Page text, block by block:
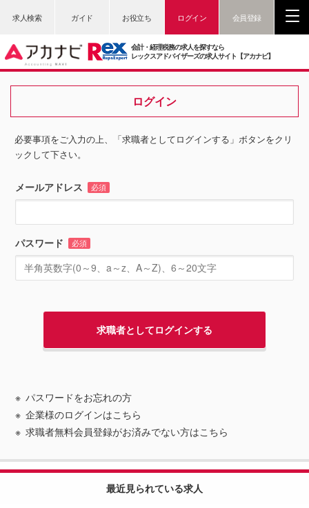
求人検索 ガイド お役立ち ログイン 会員登録
会計・経理税務の求人を探すなら
レックスアドバイザーズの求人サイト【アカナビ】
ログイン
必要事項をご入力の上、「求職者としてログインする」ボタンをクリ
ックして下さい。
メールアドレス 必須
パスワード 必須
パスワードをお忘れの方
企業様のログインはこちら
求職者無料会員登録がお済みでない方はこちら
最近見られている求人